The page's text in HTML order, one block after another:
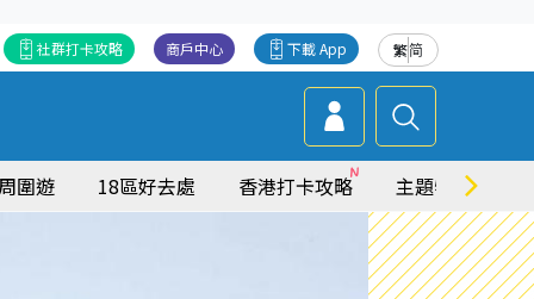
繁简
下載 App
商戶中心
社群打卡攻略
圍遊 18區好去處 香港打卡攻略 主題特集